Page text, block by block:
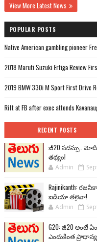
View More Latest News
POPULAR POSTS
Native American gambling pioneer
2018 Maruti Suzuki Ertiga Review
2019 BMW 330i M Sport First Drive
Rift at FB after exec attends
RECENT POSTS
జీ20 సదస్సు.. మోదీ
తథ్యం!
Admin
Rajinikanth:
ఐడియా తలైవా!
Admin
G20: జీ20 అంటే
ఎందుకింత